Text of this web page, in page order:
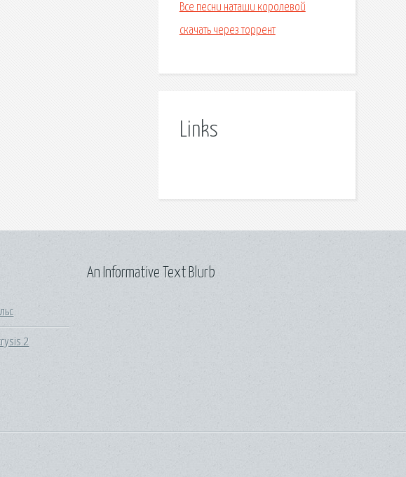
Все песни наташи королевой
скачать через торрент
Links
2
An Informative Text Blurb